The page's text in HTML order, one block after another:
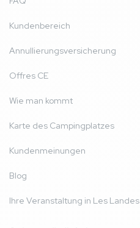
Kundenbereich
Annullierungsversicherung
Offres CE
Wie man kommt
Karte des Campingplatzes
Kundenmeinungen
Blog
Ihre Veranstaltung in Les Landes